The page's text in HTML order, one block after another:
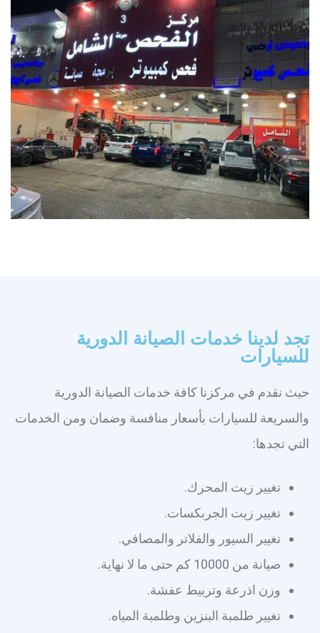
تجد لدينا خدمات الصيانة الدورية
للسيارات
حيث نقدم في مركزنا كافة خدمات الصيانة الدورية
والسريعة للسيارات بأسعار منافسة وضمان ومن الخدمات
التي تجدها:
تغيير زيت المحرك.
تغيير زيت الجربكسات.
تغيير السيور والفلاتر والمصافي.
صيانة من 10000 كم حتى ما لا نهاية.
وزن اذرعة وتربيط عفشة.
تغيير طلمبة البنزين وطلمبة المياه.